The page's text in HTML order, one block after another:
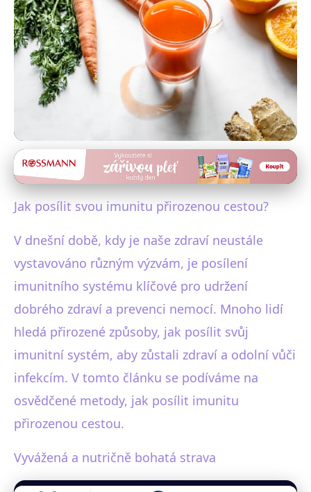
Zdraví a nemoci
Posilte imunitu přirozeně:
· 4 min čtení · Autor: Markéta Urbanová
Jak posílit svou imunitu přirozenou cestou?
V dnešní době, kdy je naše zdraví neustále
vystavováno různým výzvám, je posílení
imunitního systému klíčové pro udržení
dobrého zdraví a prevenci nemocí. Mnoho lidí
hledá přirozené způsoby, jak posílit svůj
imunitní systém, aby zůstali zdraví a odolní vůči
infekcím. V tomto článku se podíváme na
osvědčené metody, jak posílit imunitu
přirozenou cestou.
Vyvážená a nutričně bohatá strava